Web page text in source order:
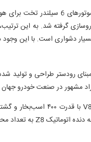
دشواری است. با این